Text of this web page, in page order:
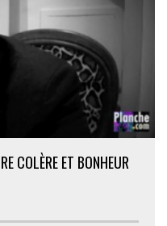
COLÈRE ET BONHEUR